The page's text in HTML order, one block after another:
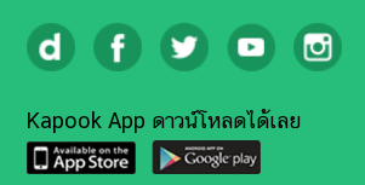
Kapook App ดาวน์โหลดได้เลย